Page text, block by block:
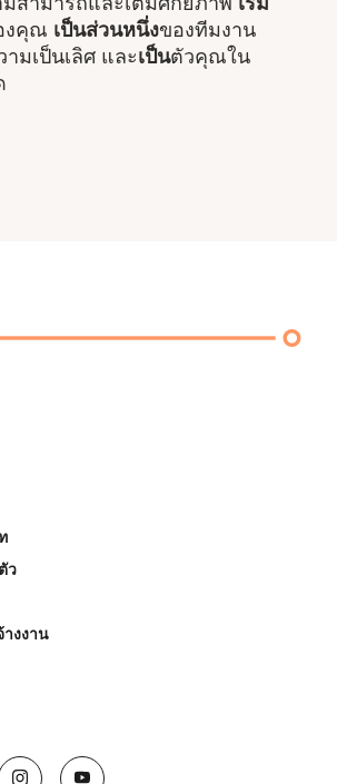
งคุณ เป็นส่วนหนึ่งของทีมงาน
มเป็นเลิศ และเป็นตัวคุณใน
ว
งงาน